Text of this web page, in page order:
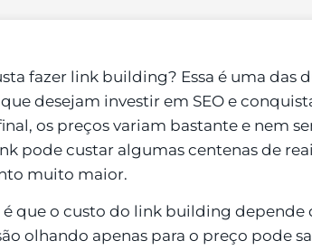
fazer link building? Essa é uma das
desejam investir em SEO e
os preços variam bastante e nem
pode custar algumas centenas de
muito maior.
é que o custo do link building depende
olhando apenas para o preço pode